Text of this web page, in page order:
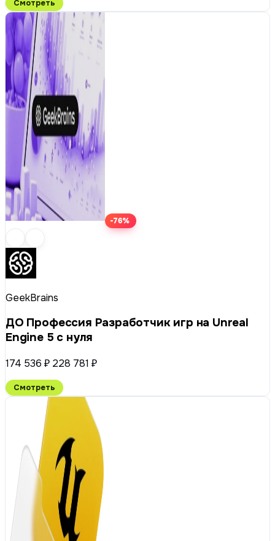
Смотреть
-76%
GeekBrains
ДО Профессия Разработчик игр на Unreal
Engine 5 с нуля
174 536 ₽ 228 781 ₽
Смотреть